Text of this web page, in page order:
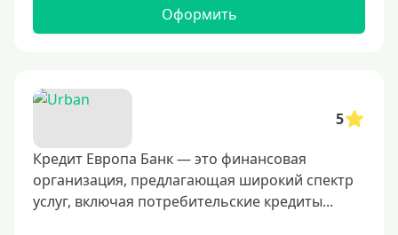
Тип карты
Visa
UnionPay
Мир
Оформить
5
Кредит Европа Банк — это финансовая
организация, предлагающая широкий спектр
услуг, включая потребительские кредиты...